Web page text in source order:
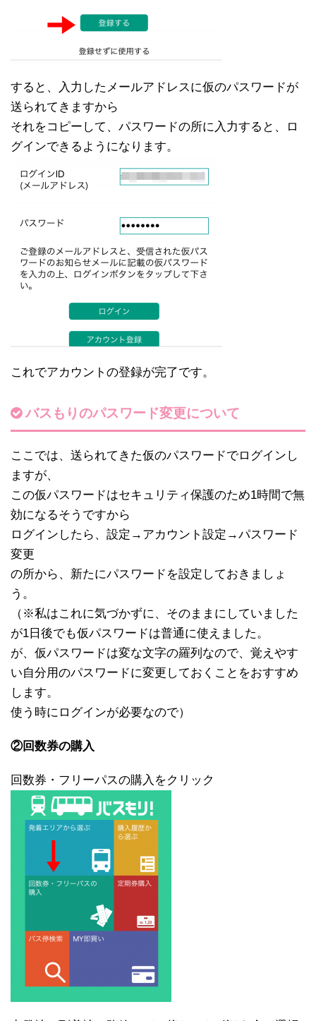
すると、入力したメールアドレスに仮のパスワードが
送られてきますから
それをコピーして、パスワードの所に入力すると、ロ
グインできるようになります。
これでアカウントの登録が完了です。
バスもりのパスワード変更について
ここでは、送られてきた仮のパスワードでログインし
ますが、
この仮パスワードはセキュリティ保護のため1時間で無
効になるそうですから
ログインしたら、設定→アカウント設定→パスワード
変更
の所から、新たにパスワードを設定しておきましょ
う。
（※私はこれに気づかずに、そのままにしていました
が1日後でも仮パスワードは普通に使えました。
が、仮パスワードは変な文字の羅列なので、覚えやす
い自分用のパスワードに変更しておくことをおすすめ
します。
使う時にログインが必要なので）
②回数券の購入
回数券・フリーパスの購入をクリック